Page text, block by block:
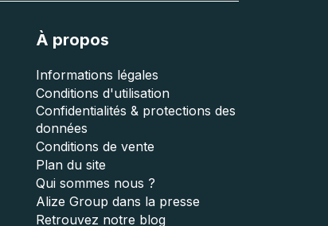
À propos
Informations légales
Conditions d'utilisation
Confidentialités & protections des
données
Conditions de vente
Plan du site
Qui sommes nous ?
Alize Group dans la presse
Retrouvez notre blog